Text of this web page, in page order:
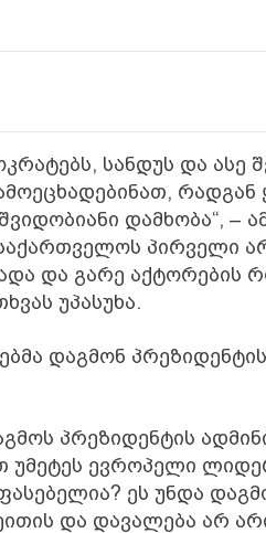
სანდუს და ასე
რადგან
დამხობა“, –
პირველი
და გარე აქტორების
უპასუხა.
დაგმონ პრეზიდენტის
პრეზიდენტის
უმეტეს ევროპელი
ეს უნდა
და დავალება არ